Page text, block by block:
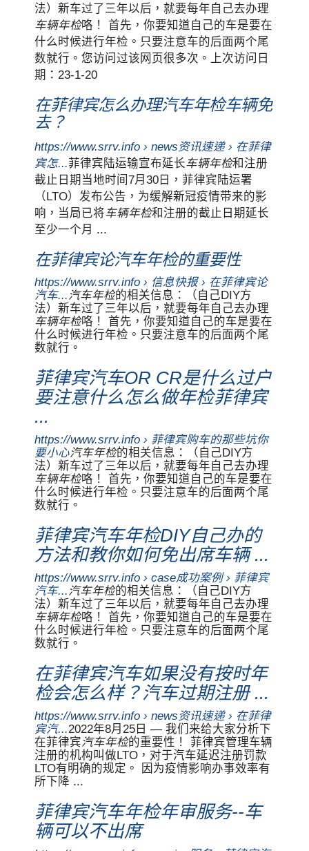
法）新车过了三年以后，就要每年自己去办理
车辆年检咯！ 首先，你要知道自己的车是要在
什么时候进行年检。只要注意车的后面两个尾
数就行。您访问过该网页很多次。上次访问日
期：23-1-20
在菲律宾怎么办理汽车年检车辆免
去？
https://www.srrv.info › news资讯速递 › 在菲律
宾怎...菲律宾陆运输宣布延长车辆年检和注册
截止日期当地时间7月30日，菲律宾陆运署
（LTO）发布公告，为缓解新冠疫情带来的影
响，当局已将车辆年检和注册的截止日期延长
至少一个月 ...
在菲律宾论汽车年检的重要性
https://www.srrv.info › 信息快报 › 在菲律宾论
汽车... 汽车年检的相关信息：（自己DIY方
法）新车过了三年以后，就要每年自己去办理
车辆年检咯！ 首先，你要知道自己的车是要在
什么时候进行年检。只要注意车的后面两个尾
数就行。
菲律宾汽车OR CR是什么过户
要注意什么怎么做年检菲律宾
...
https://www.srrv.info › 菲律宾购车的那些坑你
要小心汽车年检的相关信息：（自己DIY方
法）新车过了三年以后，就要每年自己去办理
车辆年检咯！ 首先，你要知道自己的车是要在
什么时候进行年检。只要注意车的后面两个尾
数就行。
菲律宾汽车年检DIY自己办的
方法和教你如何免出席车辆 ...
https://www.srrv.info › case成功案例 › 菲律宾
汽车... 汽车年检的相关信息：（自己DIY方
法）新车过了三年以后，就要每年自己去办理
车辆年检咯！ 首先，你要知道自己的车是要在
什么时候进行年检。只要注意车的后面两个尾
数就行。
在菲律宾汽车如果没有按时年
检会怎么样？汽车过期注册 ...
https://www.srrv.info › news资讯速递 › 在菲律
宾汽...2022年8月25日 — 我们来给大家分析下
在菲律宾汽车年检的重要性！ 菲律宾管理车辆
注册的机构叫做LTO，对于汽车延迟注册罚款
LTO有明确的规定。 因为疫情影响办事效率有
所下降 ...
菲律宾汽车年检年审服务--车
辆可以不出席